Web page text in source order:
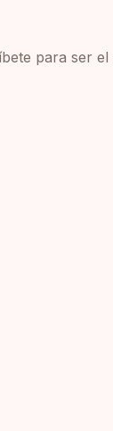
para ser